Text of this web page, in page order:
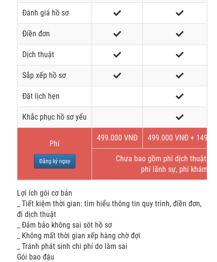
Đánh giá hồ sơ
Điền đơn
Dịch thuật
Sắp xếp hồ sơ
Đặt lịch hẹn
Khắc phục hồ sơ yếu
Phí
Đăng ký ngay
499.000 VNĐ 499.000 VNĐ + 149$
Chưa bao gồm phí dịch thuật,
phí lãnh sự, phí khám
Lợi ích gói cơ bản
_ Tiết kiệm thời gian: tìm hiểu thông tin quy trình, điền đơn,
đi dịch thuật
_ Đảm bảo không sai sót hồ sơ
_ Không mất thời gian xếp hàng chờ đợi
_ Tránh phát sinh chi phí do làm sai
Gói bao đậu